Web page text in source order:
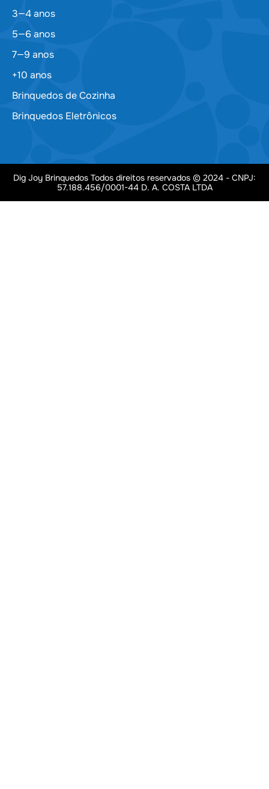
3—4 anos
5—6 anos
7—9 anos
+10 anos
Brinquedos de Cozinha
Brinquedos Eletrônicos
Dig Joy Brinquedos Todos direitos reservados © 2024 - CNPJ:
57.188.456/0001-44 D. A. COSTA LTDA